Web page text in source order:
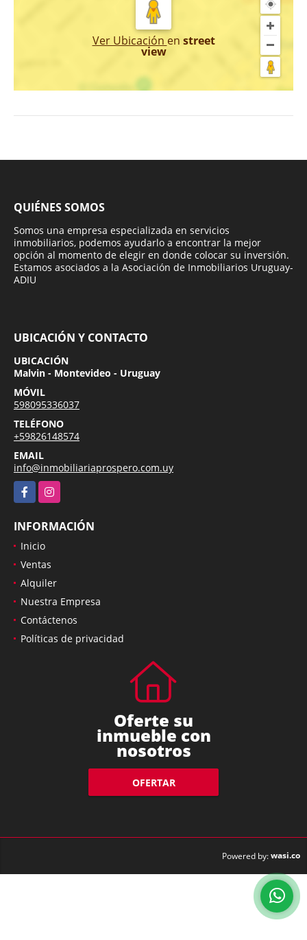
Ver Ubicación en street
view
QUIÉNES SOMOS
Somos una empresa especializada en servicios
inmobiliarios, podemos ayudarlo a encontrar la mejor
opción al momento de elegir en donde colocar su inversión.
Estamos asociados a la Asociación de Inmobiliarios Uruguay-
ADIU
UBICACIÓN Y CONTACTO
UBICACIÓN
Malvin - Montevideo - Uruguay
MÓVIL
598095336037
TELÉFONO
+59826148574
EMAIL
info@inmobiliariaprospero.com.uy
FacebookInstagram
INFORMACIÓN
Inicio
Ventas
Alquiler
Nuestra Empresa
Contáctenos
Políticas de privacidad
Oferte su
inmueble con
nosotros
OFERTAR
Powered by:wasi.co